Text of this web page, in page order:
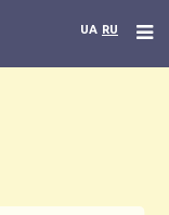
UA RU